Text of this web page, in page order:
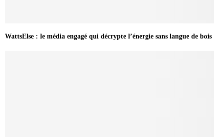
WattsElse : le média engagé qui décrypte l’énergie sans langue de bois